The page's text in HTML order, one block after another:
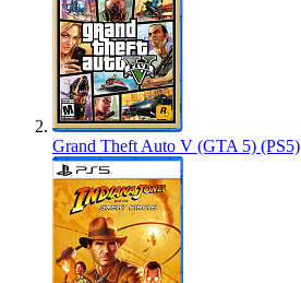
Grand Theft Auto V (GTA 5) (PS5)